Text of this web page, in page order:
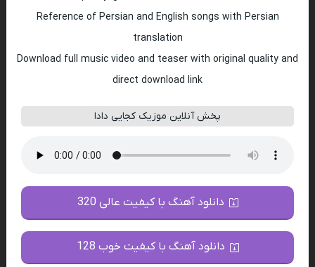
Reference of Persian and English songs with Persian
translation
Download full music video and teaser with original quality and
direct download link
پخش آنلاین موزیک کجایی دادا
دانلود آهنگ با کیفیت عالی 320
دانلود آهنگ با کیفیت خوب 128